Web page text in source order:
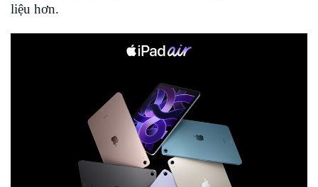
liệu hơn.